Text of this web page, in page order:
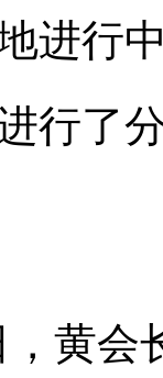
进行
行了
，黄会